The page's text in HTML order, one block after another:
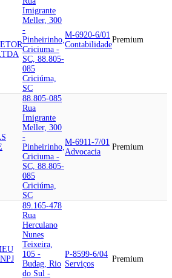
Imigrante
Meller, 300
-
Pinheirinho,
Criciuma -
SC, 88.805-
085
Criciúma,
SC
M-6920-6/01
Contabilidade
Premium
88.805-085
Rua
Imigrante
Meller, 300
-
Pinheirinho,
Criciuma -
SC, 88.805-
085
Criciúma,
SC
M-6911-7/01
Advocacia
Premium
89.165-478
Rua
Herculano
Nunes
Teixeira,
105 -
Budag, Rio
do Sul -
P-8599-6/04
Serviços
Premium